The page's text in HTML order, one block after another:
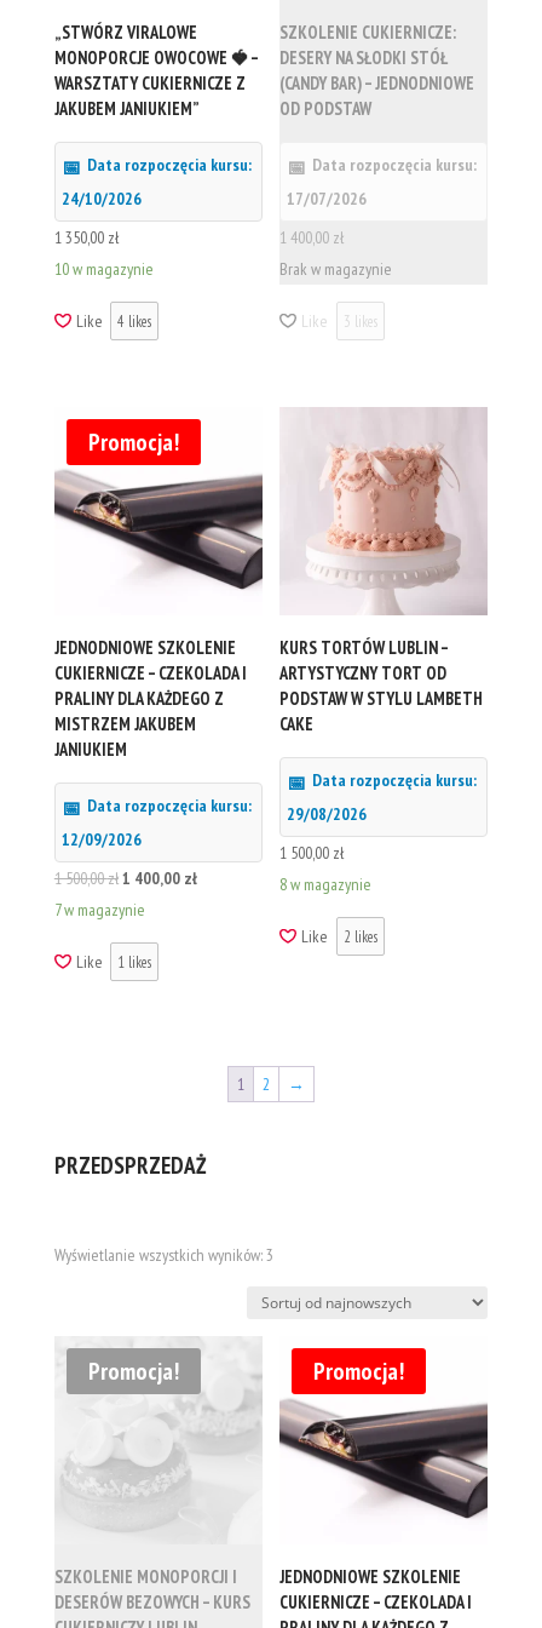
„STWÓRZ VIRALOWE
MONOPORCJE OWOCOWE 🍓 –
WARSZTATY CUKIERNICZE Z
JAKUBEM JANIUKIEM”
Data rozpoczęcia kursu:
24/10/2026
1 350,00 zł
10 w magazynie
Like 4 likes
SZKOLENIE CUKIERNICZE:
DESERY NA SŁODKI STÓŁ
(CANDY BAR) – JEDNODNIOWE
OD PODSTAW
Data rozpoczęcia kursu:
17/07/2026
1 400,00 zł
Brak w magazynie
Like 3 likes
Promocja!
JEDNODNIOWE SZKOLENIE
CUKIERNICZE – CZEKOLADA I
PRALINY DLA KAŻDEGO Z
MISTRZEM JAKUBEM
JANIUKIEM
Data rozpoczęcia kursu:
12/09/2026
1 500,00złPierwotna
cena
wynosiła:
1
1 400,00 złAktualna
7 w magazynie
Like 1 likes
KURS TORTÓW LUBLIN –
ARTYSTYCZNY TORT OD
PODSTAW W STYLU LAMBETH
CAKE
Data rozpoczęcia kursu:
29/08/2026
1 500,00 zł
8 w magazynie
Like 2 likes
1 2 →
PRZEDSPRZEDAŻ
Wyświetlanie wszystkich wyników: 3Posortowane
najnowszych
Promocja!
SZKOLENIE MONOPORCJI I
DESERÓW BEZOWYCH – KURS
Promocja!
JEDNODNIOWE SZKOLENIE
CUKIERNICZE – CZEKOLADA I